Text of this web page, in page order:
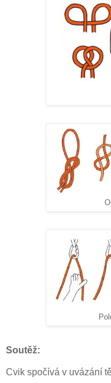
Soutěž:
Cvik spočívá v uvázání